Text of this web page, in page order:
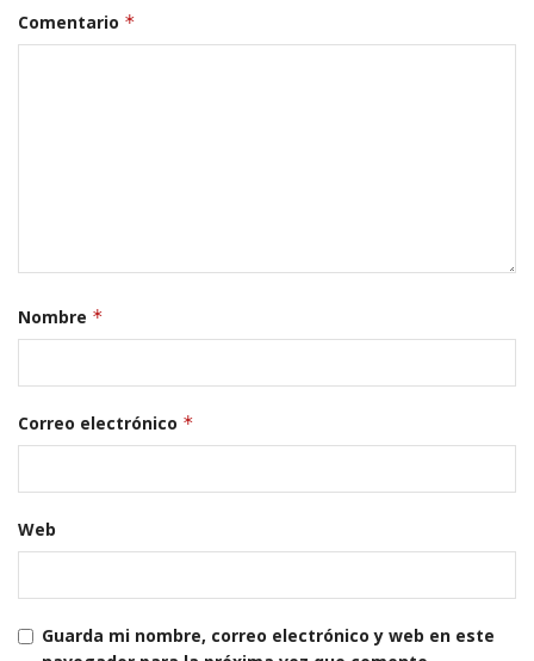
Comentario *
Nombre *
Correo electrónico *
Web
Guarda mi nombre, correo electrónico y web en este